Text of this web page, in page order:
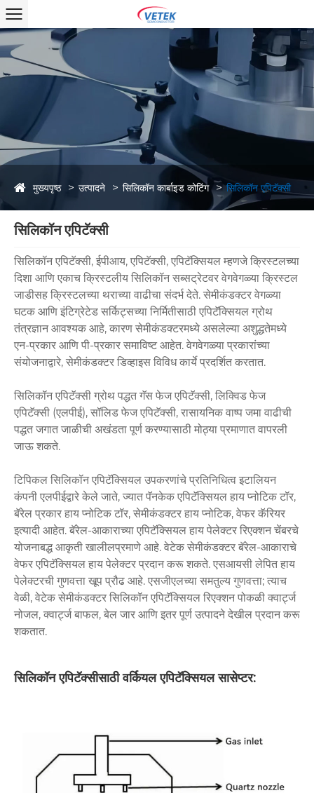
मुख्यपृष्ठ उत्पादने सिलिकॉन कार्बाइड कोटिंग सिलिकॉन एपिटॅक्सी
सिलिकॉन एपिटॅक्सी
सिलिकॉन एपिटॅक्सी, ईपीआय, एपिटॅक्सी, एपिटॅक्सियल म्हणजे क्रिस्टलच्या
दिशा आणि एकाच क्रिस्टलीय सिलिकॉन सब्सट्रेटवर वेगवेगळ्या क्रिस्टल
जाडीसह क्रिस्टलच्या थराच्या वाढीचा संदर्भ देते. सेमीकंडक्टर वेगळ्या
घटक आणि इंटिग्रेटेड सर्किट्सच्या निर्मितीसाठी एपिटॅक्सियल ग्रोथ
तंत्रज्ञान आवश्यक आहे, कारण सेमीकंडक्टरमध्ये असलेल्या अशुद्धतेमध्ये
एन-प्रकार आणि पी-प्रकार समाविष्ट आहेत. वेगवेगळ्या प्रकारांच्या
संयोजनाद्वारे, सेमीकंडक्टर डिव्हाइस विविध कार्ये प्रदर्शित करतात.
सिलिकॉन एपिटॅक्सी ग्रोथ पद्धत गॅस फेज एपिटॅक्सी, लिक्विड फेज
एपिटॅक्सी (एलपीई), सॉलिड फेज एपिटॅक्सी, रासायनिक वाष्प जमा वाढीची
पद्धत जगात जाळीची अखंडता पूर्ण करण्यासाठी मोठ्या प्रमाणात वापरली
जाऊ शकते.
टिपिकल सिलिकॉन एपिटॅक्सियल उपकरणांचे प्रतिनिधित्व इटालियन
कंपनी एलपीईद्वारे केले जाते, ज्यात पॅनकेक एपिटॅक्सियल हाय प्नोटिक टॉर,
बॅरेल प्रकार हाय प्नोटिक टॉर, सेमीकंडक्टर हाय प्नोटिक, वेफर कॅरियर
इत्यादी आहेत. बॅरेल-आकाराच्या एपिटॅक्सियल हाय पेलेक्टर रिएक्शन चेंबरचे
योजनाबद्ध आकृती खालीलप्रमाणे आहे. वेटेक सेमीकंडक्टर बॅरेल-आकाराचे
वेफर एपिटॅक्सियल हाय पेलेक्टर प्रदान करू शकते. एसआयसी लेपित हाय
पेलेक्टरची गुणवत्ता खूप प्रौढ आहे. एसजीएलच्या समतुल्य गुणवत्ता; त्याच
वेळी, वेटेक सेमीकंडक्टर सिलिकॉन एपिटॅक्सियल रिएक्शन पोकळी क्वार्ट्ज
नोजल, क्वार्ट्ज बाफल, बेल जार आणि इतर पूर्ण उत्पादने देखील प्रदान करू
शकतात.
सिलिकॉन एपिटॅक्सीसाठी वर्कियल एपिटॅक्सियल सासेप्टर: